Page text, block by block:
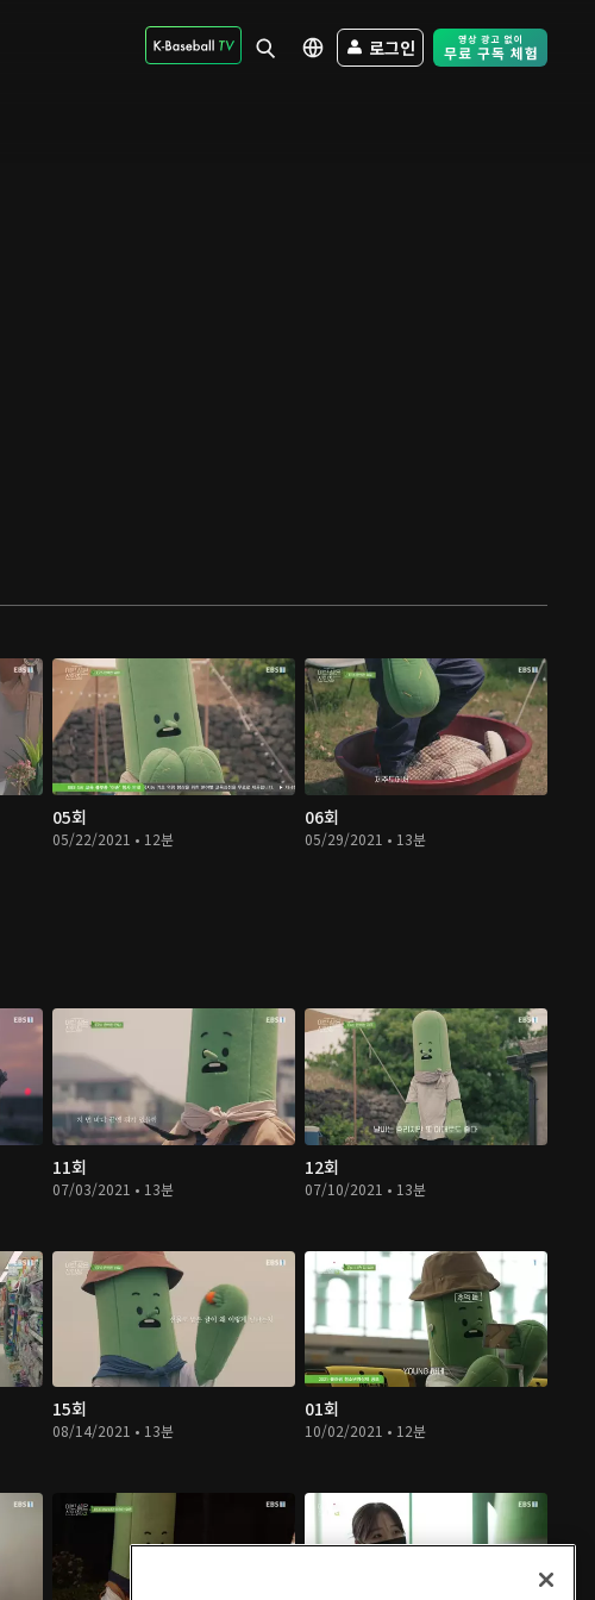
로그인 Free Trial -
05회
05/22/2021 • 12분
06회
05/29/2021 • 13분
11회
07/03/2021 • 13분
12회
07/10/2021 • 13분
15회
08/14/2021 • 13분
01회
10/02/2021 • 12분